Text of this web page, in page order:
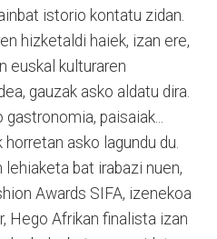
istorio kontatu zidan.
hizketaldi haiek, izan ere,
euskal kulturaren
gauzak asko aldatu dira.
paisaiak...
asko lagundu du.
bat irabazi nuen,
Awards SIFA, izenekoa
Hego Afrikan finalista izan